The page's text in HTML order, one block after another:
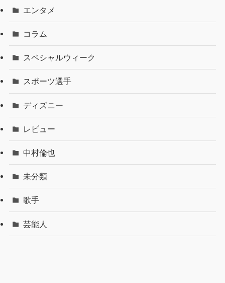
エンタメ
コラム
スペシャルウィーク
スポーツ選手
ディズニー
レビュー
中村倫也
未分類
歌手
芸能人